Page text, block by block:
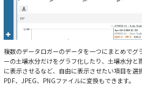
複数のデータロガーのデータを一つにまとめで
ーの土壌水分だけをグラフ化したり、土壌水分
に表示させるなど、自由に表示させたい項目を
PDF、JPEG、PNGファイルに変換もできます。